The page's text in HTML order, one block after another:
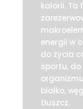
kalorii. Ta
energii w
do życia
sportu, do
białko,
tłuszcz.